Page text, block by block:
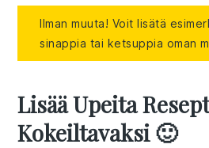
Ilman muuta! Voit lisätä
sinappia tai ketsuppia oman
Lisää Upeita
Kokeiltavaksi 🙂